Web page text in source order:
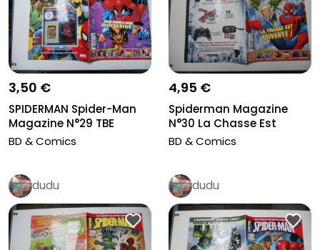
3,50 €
SPIDERMAN Spider-Man
Magazine N°29 TBE
BD & Comics
4,95 €
Spiderman Magazine
N°30 La Chasse Est
Ouverte Juin...
BD & Comics
dudu dudu